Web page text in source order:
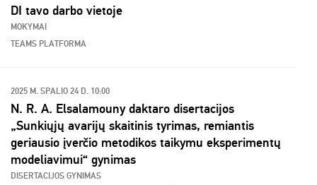
DI tavo darbo vietoje
MOKYMAI
TEAMS PLATFORMA
2025 M. SPALIO 24 D. 10:00
N. R. A. Elsalamouny daktaro disertacijos
„Sunkiųjų avarijų skaitinis tyrimas, remiantis
geriausio įverčio metodikos taikymu eksperimentų
modeliavimui“ gynimas
DISERTACIJOS GYNIMAS